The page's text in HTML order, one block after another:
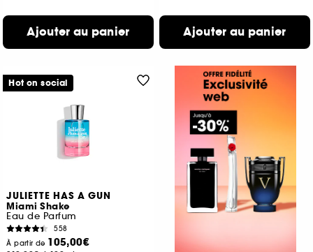
Ajouter au panier Ajouter au panier
JULIETTE HAS A GUN
Miami Shake
Eau de Parfum
558
À partir de 105,00€
Hot on social